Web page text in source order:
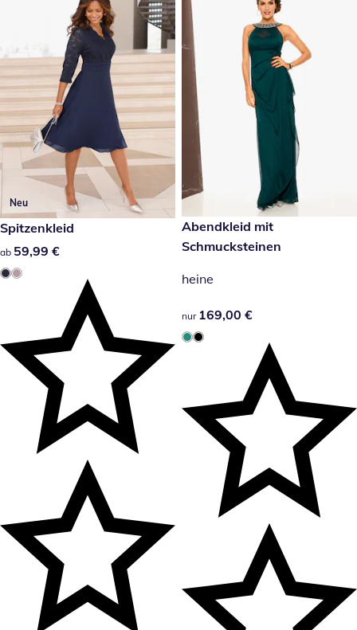
Neu
59,99 €
Spitzenkleid
59,99 €
ab 59,99 €
169,00 €
Abendkleid mit
Schmucksteinen
heine
169,00 €
nur 169,00 €